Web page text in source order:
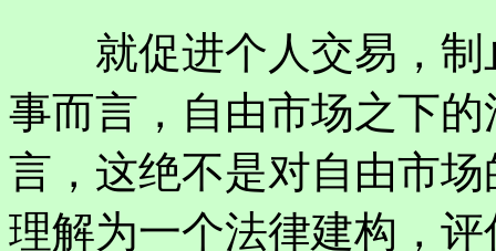
就促进个人交易，制
事而言，自由市场之下
言，这绝不是对自由市
理解为一个法律建构，